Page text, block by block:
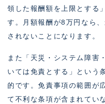
領した報酬額を上限とする
す。月額報酬が8万円なら
されないことになります。
また「天災・システム障害
いては免責とする」という
的です。免責事項の範囲が
て不利な条項が含まれてい